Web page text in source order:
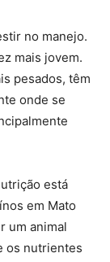
no manejo.
mais jovem.
pesados, têm
onde se
está
em Mato
um animal
os nutrientes